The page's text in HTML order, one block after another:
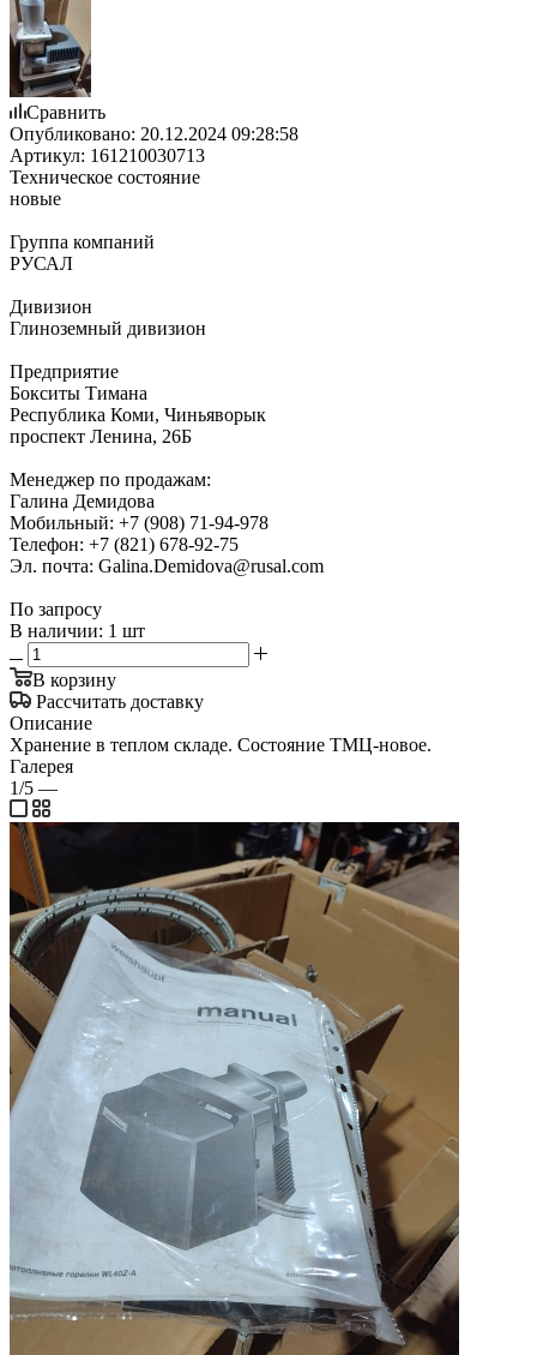
Сравнить
Опубликовано: 20.12.2024 09:28:58
Артикул: 161210030713
Техническое состояние
новые
Группа компаний
РУСАЛ
Дивизион
Глиноземный дивизион
Предприятие
Бокситы Тимана
Республика Коми, Чиньяворык
проспект Ленина, 26Б
Менеджер по продажам:
Галина Демидова
Мобильный: +7 (908) 71-94-978
Телефон: +7 (821) 678-92-75
Эл. почта: Galina.Demidova@rusal.com
По запросу
В наличии: 1 шт
В корзину
Рассчитать доставку
Описание
Хранение в теплом складе. Состояние ТМЦ-новое.
Галерея
1/5 —